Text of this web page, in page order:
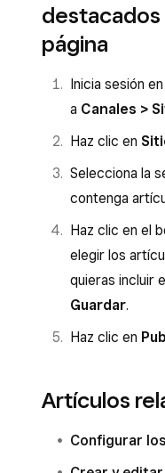
destacados
página
Inicia sesión
a Canales >
Haz clic en
Selecciona la
contenga
Haz clic en el
elegir los
quieras incluir
Guardar.
Haz clic en
Artículos
Configurar